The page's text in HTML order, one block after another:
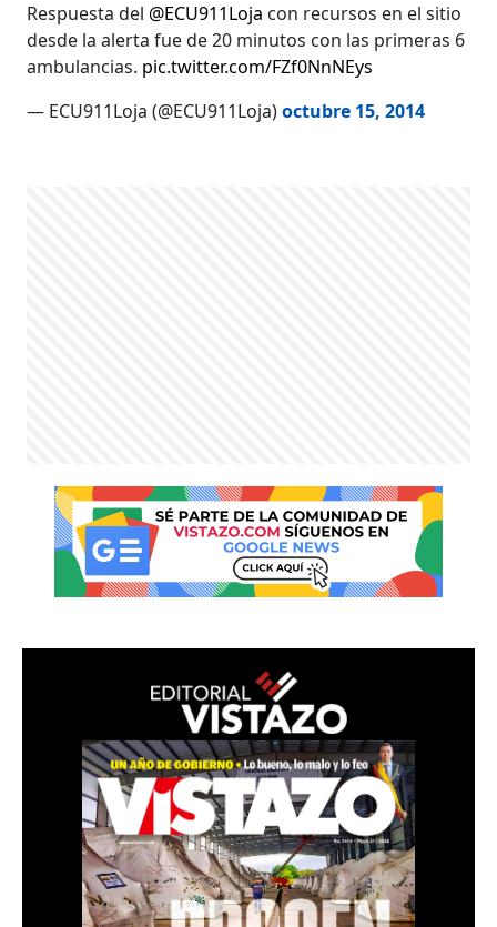
Respuesta del @ECU911Loja con recursos en el sitio
desde la alerta fue de 20 minutos con las primeras 6
ambulancias. pic.twitter.com/FZf0NnNEys
— ECU911Loja (@ECU911Loja)octubre 15, 2014